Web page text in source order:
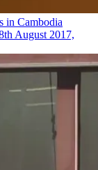
in Cambodia
August 2017,